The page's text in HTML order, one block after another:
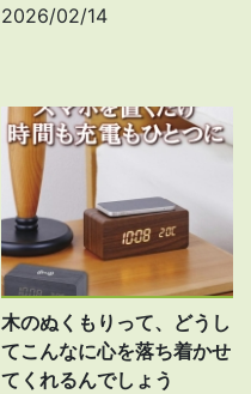
2026/02/14
木のぬくもりって、どうし
てこんなに心を落ち着かせ
てくれるんでしょう